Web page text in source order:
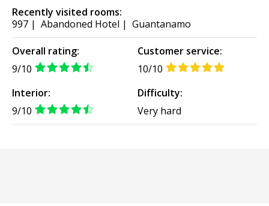
Recently visited rooms:
997 | Abandoned Hotel | Guantanamo
Overall rating:
9/10
Customer service:
10/10
Interior:
9/10
Difficulty:
Very hard